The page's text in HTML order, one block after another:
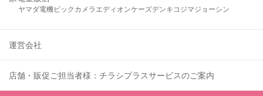
ヤマダ電機ビックカメラ エディオンケーズデンキ コジマジョーシン
運営会社
店舗・販促ご担当者様：チラシプラスサービスのご案内